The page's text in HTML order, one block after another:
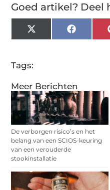
Meer Berichten
De verborgen risico’s en het
belang van een SCIOS-keuring
van een verouderde
stookinstallatie
Goed artikel? Deel
X
(Twitter)
Tags: